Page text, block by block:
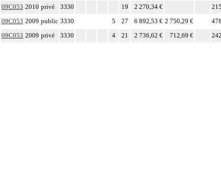
09C053 2010 privé 3330 19 2 270,34 €
09C053 2009 public 3330 5 27 6 892,53 € 2 750,29 €
09C053 2009 privé 3330 4 21 2 736,62 € 712,69 €